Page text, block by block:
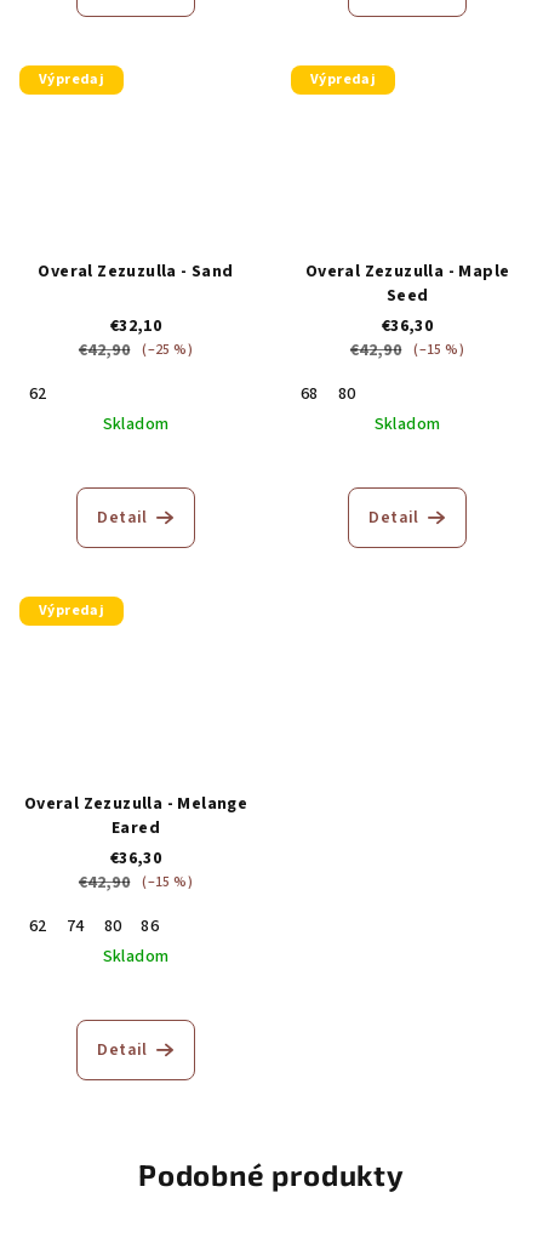
Výpredaj
Overal Zezuzulla - Sand
€32,10
€42,90 (–25 %)
62
Skladom
Detail
Výpredaj
Overal Zezuzulla - Maple
Seed
€36,30
€42,90 (–15 %)
68
80
Skladom
Detail
Výpredaj
Overal Zezuzulla - Melange
Eared
€36,30
€42,90 (–15 %)
62 74 80
86
Skladom
Detail
Podobné produkty